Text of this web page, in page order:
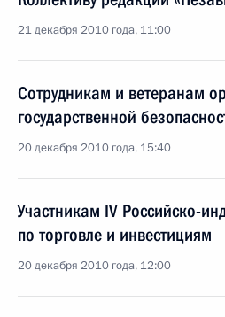
21 декабря 2010 года, 11:00
Сотрудникам и ветеранам
государственной
20 декабря 2010 года, 15:40
Участникам IV Российско-
по торговле и инвестициям
20 декабря 2010 года, 12:00